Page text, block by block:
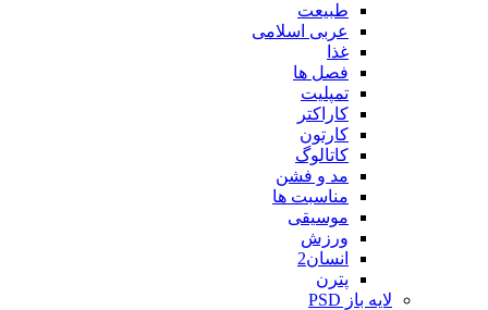
طبیعت
عربی اسلامی
غذا
فصل ها
تمپلیت
کاراکتر
کارتون
کاتالوگ
مد و فشن
مناسبت ها
موسیقی
ورزش
انسان2
پترن
لایه باز PSD